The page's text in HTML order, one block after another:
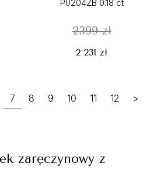
P0204ZB 0.18 ct
2399 zł
2 231 zł
7 8 9 10 11 12 >
zaręczynowy z